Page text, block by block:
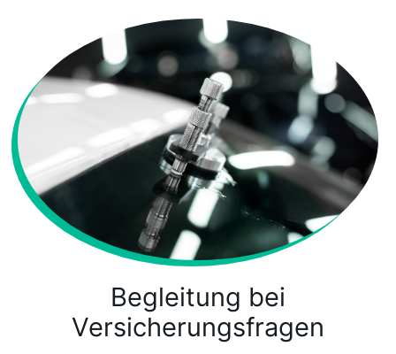
Begleitung bei
Versicherungsfragen